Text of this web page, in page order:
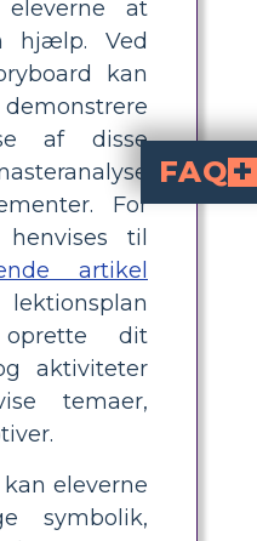
at
hjælp. Ved
kan
af disse
For
til
artikel
dit
aktiviteter
temaer,
eleverne
symbolik,
FAQ